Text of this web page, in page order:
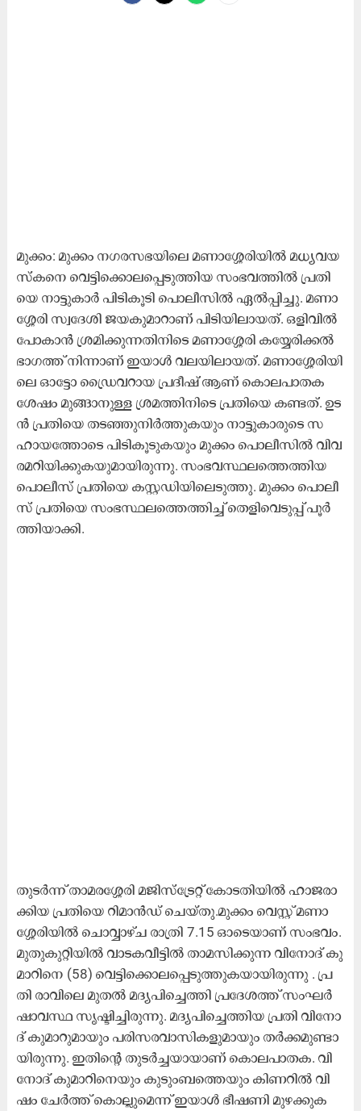
മു​ക്കം: മു​ക്കം ന​ഗ​ര​സ​ഭ​യി​ലെ മ​ണാ​ശ്ശേ​രി​യി​ൽ മ​ധ്യ​വ​യ​
സ്ക​നെ വെ​ട്ടി​ക്കൊ​ല​പ്പെ​ടു​ത്തി​യ സം​ഭ​വ​ത്തി​ൽ പ്ര​തി​
യെ നാ​ട്ടു​കാ​ർ പി​ടി​കൂ​ടി പൊ​ലീ​സി​ൽ ഏ​ൽ​പ്പി​ച്ചു. മ​ണാ​
ശ്ശേ​രി സ്വ​ദേ​ശി ജ​യ​കു​മാ​റാ​ണ് പി​ടി​യി​ലാ​യ​ത്. ഒ​ളി​വി​ൽ
പോ​കാ​ൻ ശ്ര​മി​ക്കു​ന്ന​തി​നി​ടെ മ​ണാ​ശ്ശേ​രി ക​യ്യേ​രി​ക്ക​ൽ
ഭാ​ഗ​ത്ത് നി​ന്നാ​ണ് ഇ​യാ​ൾ വ​ല​യിലായത്. മ​ണാ​ശ്ശേ​രി​യി​
ലെ ഓ​ട്ടോ ഡ്രൈ​വ​റാ​യ പ്ര​ദീ​ഷ് ആ​ണ് കൊ​ല​പാ​ത​ക
ശേ​ഷം മു​ങ്ങാ​നു​ള്ള ശ്ര​മ​ത്തി​നി​ടെ പ്ര​തി​യെ ക​ണ്ട​ത്. ഉ​ട​
ൻ പ്ര​തി​യെ ത​ട​ഞ്ഞു​നി​ർ​ത്തു​ക​യും നാ​ട്ടു​കാ​രു​ടെ സ​
ഹാ​യ​ത്തോ​ടെ പി​ടി​കൂ​ടു​ക​യും മു​ക്കം പൊ​ലീ​സി​ൽ വി​വ​
ര​മ​റി​യി​ക്കു​ക​യു​മാ​യി​രു​ന്നു. സം​ഭ​വ​സ്ഥ​ല​ത്തെ​ത്തി​യ
പൊ​ലീ​സ് പ്ര​തി​യെ ക​സ്റ്റ​ഡി​യി​ലെ​ടു​ത്തു. മു​ക്കം പൊ​ലീ​
സ് പ്ര​തി​യെ സം​ഭ​സ്ഥ​ല​ത്തെ​ത്തി​ച്ച് തെ​ളി​വെ​ടു​പ്പ് പൂ​ർ​
ത്തി​യാ​ക്കി.
തു​ട​ർ​ന്ന് താ​മ​ര​ശ്ശേ​രി മ​ജി​സ്ട്രേ​റ്റ് കോ​ട​തി​യി​ൽ ഹാ​ജ​രാ​
ക്കി​യ പ്ര​തി​യെ റി​മാ​ൻ​ഡ് ചെ​യ്തു.മു​ക്കം വെ​സ്റ്റ് മ​ണാ​
ശ്ശേ​രി​യി​ൽ ചൊ​വ്വാ​ഴ്ച രാ​ത്രി 7.15 ഓ​ടെ​യാ​ണ് സം​ഭ​വം.
മു​തു​കു​റ്റി​യി​ൽ വാ​ട​ക​വീ​ട്ടി​ൽ താ​മ​സി​ക്കു​ന്ന വി​നോ​ദ് കു​
മാ​റി​നെ (58) വെ​ട്ടി​ക്കൊ​ല​പ്പെ​ടു​ത്തു​ക​യാ​യി​രു​ന്നു . പ്ര​
തി രാ​വി​ലെ മു​ത​ൽ മ​ദ്യ​പി​ച്ചെ​ത്തി പ്ര​ദേ​ശ​ത്ത് സം​ഘ​ർ​
ഷാ​വ​സ്ഥ സൃ​ഷ്ടി​ച്ചി​രു​ന്നു. മ​ദ്യ​പി​ച്ചെ​ത്തി​യ പ്ര​തി വി​നോ​
ദ് കു​മാ​റു​മാ​യും പ​രി​സ​ര​വാ​സി​ക​ളു​മാ​യും ത​ർ​ക്ക​മു​ണ്ടാ​
യി​രു​ന്നു. ഇ​തി​ന്റെ തു​ട​ർ​ച്ച​യാ​യാ​ണ് കൊ​ല​പാ​ത​ക. വി​
നോ​ദ് കു​മാ​റി​നെ​യും കു​ടും​ബ​ത്തെ​യും കി​ണ​റി​ൽ വി​
ഷം ചേ​ർ​ത്ത് കൊ​ല്ലു​മെ​ന്ന് ഇ​യാ​ൾ ഭീ​ഷ​ണി മു​ഴ​ക്കു​ക​